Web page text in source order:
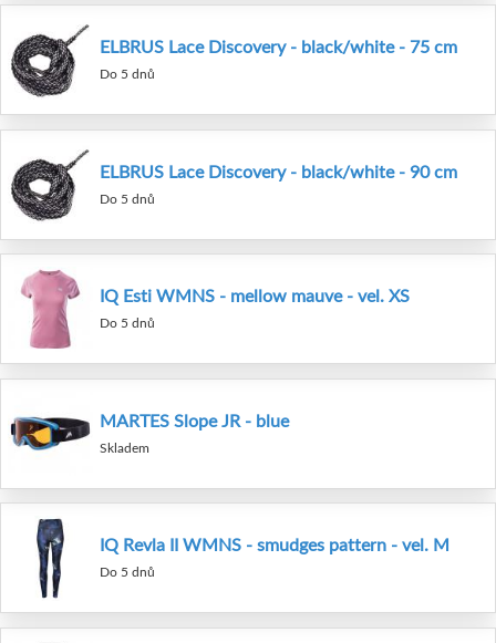
ELBRUS Lace Discovery - black/white - 75 cm
Do 5 dnů
ELBRUS Lace Discovery - black/white - 90 cm
Do 5 dnů
IQ Esti WMNS - mellow mauve - vel. XS
Do 5 dnů
MARTES Slope JR - blue
Skladem
IQ Revla II WMNS - smudges pattern - vel. M
Do 5 dnů